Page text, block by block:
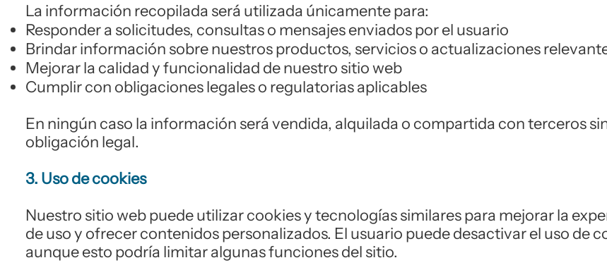
La información recopilada será utilizada únicamente para:
Responder a solicitudes, consultas o mensajes enviados por el usuario
Brindar información sobre nuestros productos, servicios o actualizaciones
Mejorar la calidad y funcionalidad de nuestro sitio web
Cumplir con obligaciones legales o regulatorias aplicables
En ningún caso la información será vendida, alquilada o compartida con terceros
obligación legal.
3. Uso de cookies
Nuestro sitio web puede utilizar cookies y tecnologías similares para mejorar la
de uso y ofrecer contenidos personalizados. El usuario puede desactivar el uso de
aunque esto podría limitar algunas funciones del sitio.